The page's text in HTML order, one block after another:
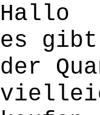
Hallo
es gibt
der